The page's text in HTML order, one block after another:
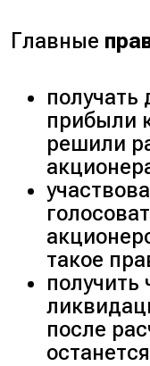
Главные
прибыли
решили
такое
после